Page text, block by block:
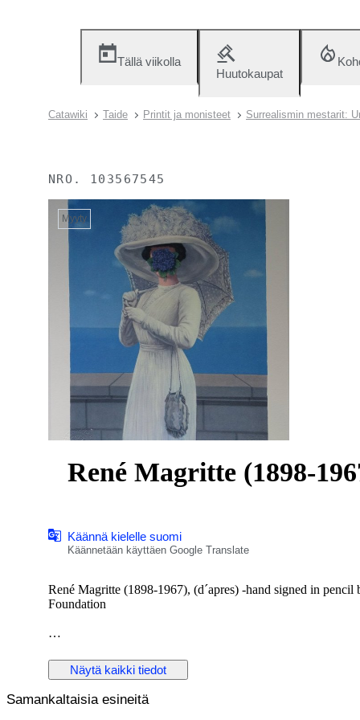
Tällä viikolla
Huutokaupat
Catawiki Taide Printit ja monisteet Surrealismin mestarit:
NRO. 103567545
Myyty
René Magritte (1898-
Käännä kielelle suomi
Käännetään käyttäen Google Translate
René Magritte (1898-1967), (d´apres) -hand signed in
Foundation
Numbered / 300 copies, signed in print
bottom left and hand signed in pencil by Mr. Charly
Näytä kaikki tiedot
Samankaltaisia esineitä